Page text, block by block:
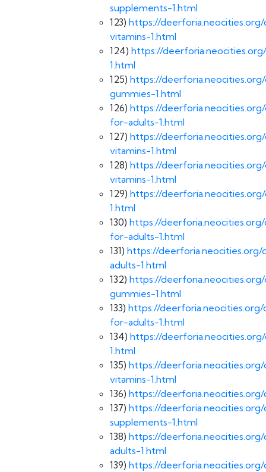
supplements-1.html
123) https://
vitamins-1.html
124) https://
1.html
125) https://
gummies-1.html
126) https://
for-adults-1.html
127) https://
vitamins-1.html
128) https://
vitamins-1.html
129) https://
1.html
130) https://
for-adults-1.html
131) https://
adults-1.html
132) https://
gummies-1.html
133) https://
for-adults-1.html
134) https://
1.html
135) https://
vitamins-1.html
136) https://
137) https://
supplements-1.html
138) https://
adults-1.html
139) https://